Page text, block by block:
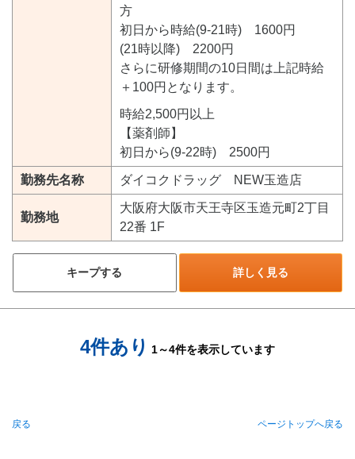
方
初日から時給(9-21時) 1600円
(21時以降) 2200円
さらに研修期間の10日間は上記時給
＋100円となります。
時給2,500円以上
【薬剤師】
初日から(9-22時) 2500円
勤務先名称 ダイコクドラッグ NEW玉造店
勤務地
大阪府大阪市天王寺区玉造元町2丁目
22番 1F
キープする 詳しく見る
4件あり 1～4件を表示しています
戻る ページトップへ戻る